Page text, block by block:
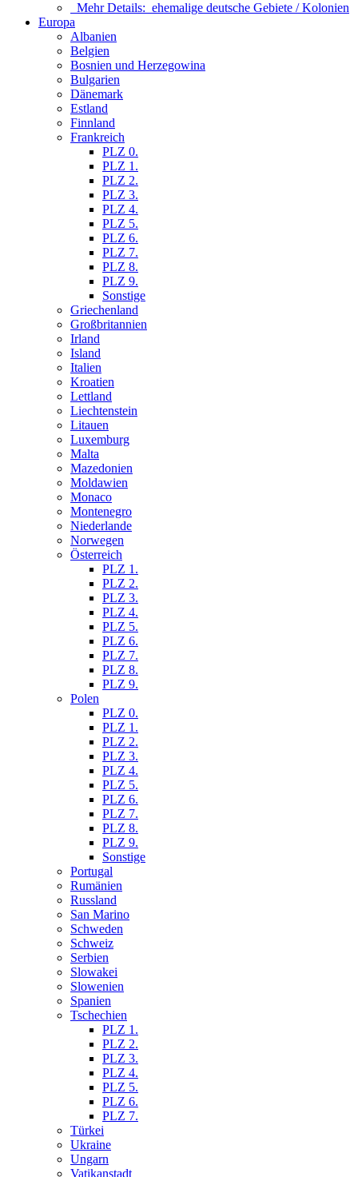
Mehr Details: ehemalige deutsche Gebiete / Kolonien
Europa
Albanien
Belgien
Bosnien und Herzegowina
Bulgarien
Dänemark
Estland
Finnland
Frankreich
PLZ 0.
PLZ 1.
PLZ 2.
PLZ 3.
PLZ 4.
PLZ 5.
PLZ 6.
PLZ 7.
PLZ 8.
PLZ 9.
Sonstige
Griechenland
Großbritannien
Irland
Island
Italien
Kroatien
Lettland
Liechtenstein
Litauen
Luxemburg
Malta
Mazedonien
Moldawien
Monaco
Montenegro
Niederlande
Norwegen
Österreich
PLZ 1.
PLZ 2.
PLZ 3.
PLZ 4.
PLZ 5.
PLZ 6.
PLZ 7.
PLZ 8.
PLZ 9.
Polen
PLZ 0.
PLZ 1.
PLZ 2.
PLZ 3.
PLZ 4.
PLZ 5.
PLZ 6.
PLZ 7.
PLZ 8.
PLZ 9.
Sonstige
Portugal
Rumänien
Russland
San Marino
Schweden
Schweiz
Serbien
Slowakei
Slowenien
Spanien
Tschechien
PLZ 1.
PLZ 2.
PLZ 3.
PLZ 4.
PLZ 5.
PLZ 6.
PLZ 7.
Türkei
Ukraine
Ungarn
Vatikanstadt